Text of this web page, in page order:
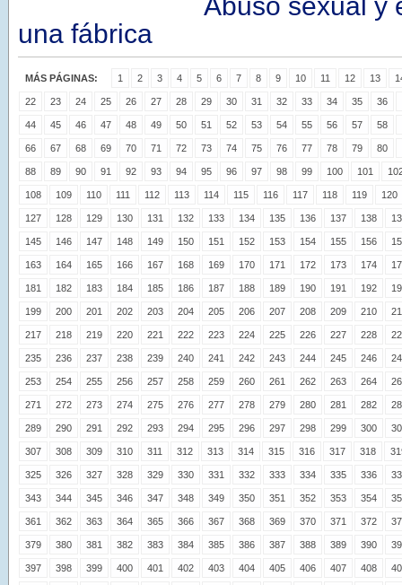
una fábrica
MÁS PÁGINAS: 1 2 3 4 5 6 7 8 9 10 11 12 13
22 23 24 25 26 27 28 29 30 31 32 33 34 35 36
44 45 46 47 48 49 50 51 52 53 54 55 56 57 58
66 67 68 69 70 71 72 73 74 75 76 77 78 79 80
88 89 90 91 92 93 94 95 96 97 98 99 100 101
108 109 110 111 112 113 114 115 116 117 118 119 120
127 128 129 130 131 132 133 134 135 136 137 138
145 146 147 148 149 150 151 152 153 154 155 156
163 164 165 166 167 168 169 170 171 172 173 174
181 182 183 184 185 186 187 188 189 190 191 192
199 200 201 202 203 204 205 206 207 208 209 210
217 218 219 220 221 222 223 224 225 226 227 228
235 236 237 238 239 240 241 242 243 244 245 246
253 254 255 256 257 258 259 260 261 262 263 264
271 272 273 274 275 276 277 278 279 280 281 282
289 290 291 292 293 294 295 296 297 298 299 300
307 308 309 310 311 312 313 314 315 316 317 318
325 326 327 328 329 330 331 332 333 334 335 336
343 344 345 346 347 348 349 350 351 352 353 354
361 362 363 364 365 366 367 368 369 370 371 372
379 380 381 382 383 384 385 386 387 388 389 390
397 398 399 400 401 402 403 404 405 406 407 408